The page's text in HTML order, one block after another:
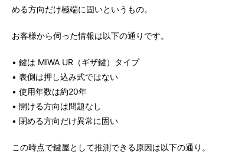
める方向だけ極端に固いというもの。
お客様から伺った情報は以下の通りです。
• 鍵は MIWA UR（ギザ鍵）タイプ
• 表側は押し込み式ではない
• 使用年数は約20年
• 開ける方向は問題なし
• 閉める方向だけ異常に固い
この時点で鍵屋として推測できる原因は以下の通り。